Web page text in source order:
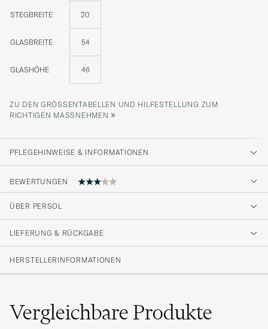
STEGBREITE 20
GLASBREITE 54
GLASHÖHE 46
ZU DEN GRÖSSENTABELLEN UND HILFESTELLUNG ZUM R
ICHTIGEN MASSNEHMEN
»
PFLEGEHINWEISE & INFORMATIONEN
BEWERTUNGEN
Topp kvalitet
TRULS L GEKAUFT AM AUF CAREOFCARL.SE
ÜBER PERSOL
LIEFERUNG & RÜCKGABE
HERSTELLERINFORMATIONEN
VergleichbareProdukte